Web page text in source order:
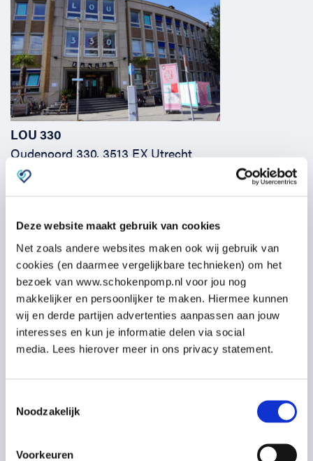
Deze website maakt gebruik van cookies
Net zoals andere websites maken ook wij gebruik van
cookies (en daarmee vergelijkbare technieken) om het
bezoek van www.schokenpomp.nl voor jou nog
makkelijker en persoonlijker te maken. Hiermee kunnen
wij en derde partijen advertenties aanpassen aan jouw
interesses en kun je informatie delen via social
media. Lees hierover meer in ons privacy statement.
Noodzakelijk
Voorkeuren
LOU 330
Oudenoord 330, 3513 EX Utrecht
Email: